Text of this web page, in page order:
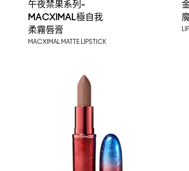
CLEAR 荔枝冰棒
HAZARD 芒果冰棒
JET 黑巧冰棒
LIKE SQUIRT 薄荷冰棒 短效品 效
期: 2027/04/01
LOWER CUT 烏梅冰棒
午夜禁果系列-
MACXIMAL極自我
柔霧唇膏
MACXIMAL MATTE LIPSTICK